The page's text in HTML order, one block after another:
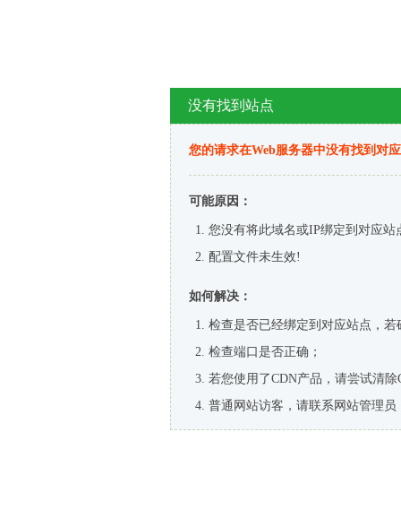
没有找到站点
您的请求在Web服务器中没有找到对
可能原因：
您没有将此域名或IP绑定到对应站
配置文件未生效!
如何解决：
检查是否已经绑定到对应站点，
检查端口是否正确；
若您使用了CDN产品，请尝试清除
普通网站访客，请联系网站管理员